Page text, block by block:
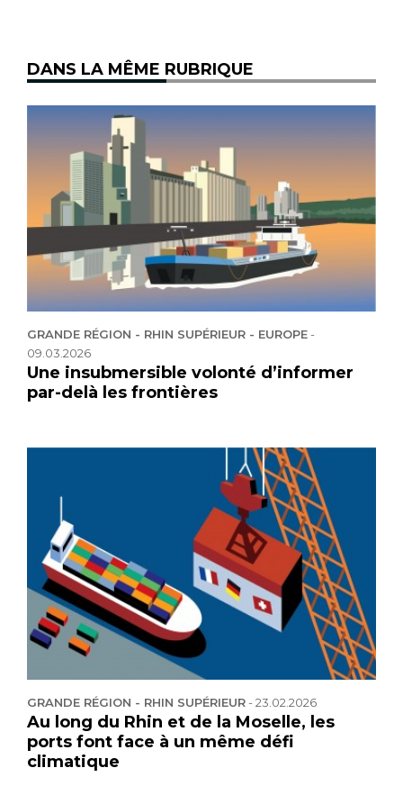
DANS LA MÊME RUBRIQUE
GRANDE RÉGION - RHIN SUPÉRIEUR - EUROPE-
09.03.2026
Une insubmersible volonté d’informer
par-delà les frontières
GRANDE RÉGION - RHIN SUPÉRIEUR-23.02.2026
Au long du Rhin et de la Moselle, les
ports font face à un même défi
climatique